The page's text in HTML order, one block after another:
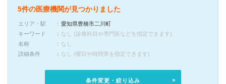
5件の医療機関が見つかりました
エリア・駅
愛知県豊橋市二川町
キーワード
なし (診療科目や専門医などを指定できます)
名称
なし
詳細条件
なし (曜日や時間帯を指定できます)
条件変更・絞り込み